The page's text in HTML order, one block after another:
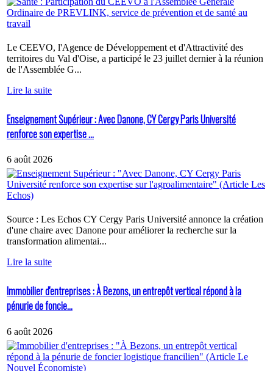
Le CEEVO, l'Agence de Développement et d'Attractivité des
territoires du Val d'Oise, a participé le 23 juillet dernier à la réunion
de l'Assemblée G...
Lire la suite
Enseignement Supérieur : Avec Danone, CY Cergy Paris Université
renforce son expertise ...
6 août 2026
Source : Les Echos CY Cergy Paris Université annonce la création
d'une chaire avec Danone pour améliorer la recherche sur la
transformation alimentai...
Lire la suite
Immobilier d'entreprises : À Bezons, un entrepôt vertical répond à la
pénurie de foncie...
6 août 2026